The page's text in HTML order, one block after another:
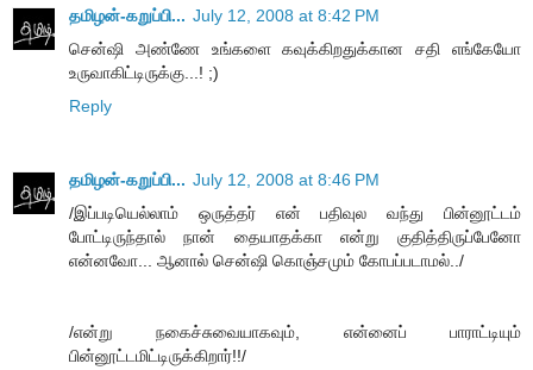
தமிழன்-கறுப்பி... July 12, 2008 at 8:42 PM
சென்ஷி அண்ணே உங்களை கவுக்கிறதுக்கான சதி எங்கேயோ
உருவாகிட்டிருக்கு...! ;)
Reply
தமிழன்-கறுப்பி... July 12, 2008 at 8:46 PM
/இப்படியெல்லாம் ஒருத்தர் என் பதிவுல வந்து பின்னூட்டம்
போட்டிருந்தால் நான் தையாதக்கா என்று குதித்திருப்பேனோ
என்னவோ... ஆனால் சென்ஷி கொஞ்சமும் கோபப்படாமல்../
/என்று நகைச்சுவையாகவும், என்னைப் பாராட்டியும்
பின்னூட்டமிட்டிருக்கிறார்!!/